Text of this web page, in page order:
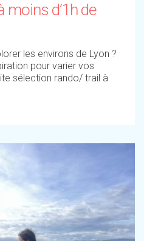
moins d’1h de
les environs de Lyon ?
pour varier vos
sélection rando/ trail à